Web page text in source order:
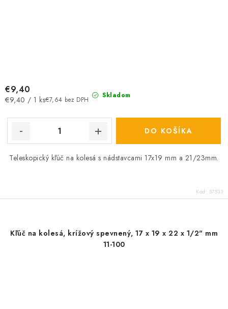
Skladom
€7,64 bez DPH
€9,40
Jednotková
€9,40 / 1 ks
DO KOŠÍKA
Teleskopický kľúč na kolesá s nádstavcami 17x19 mm a 21/23mm.
Kód: 57533
Kľúč na kolesá, krížový spevnený, 17 x 19 x 22 x 1/2" mm
11-100